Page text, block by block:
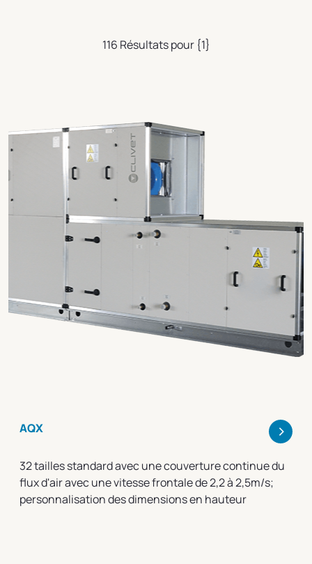
116 Résultats pour {1}
AQX >
32 tailles standard avec une couverture continue du
flux d'air avec une vitesse frontale de 2,2 à 2,5m/s;
personnalisation des dimensions en hauteur